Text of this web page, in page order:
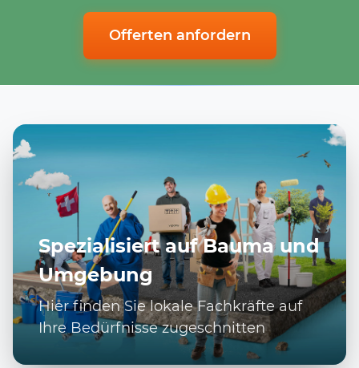
Offerten anfordern
Spezialisiert auf Bauma und
Umgebung
Hier finden Sie lokale Fachkräfte auf
Ihre Bedürfnisse zugeschnitten